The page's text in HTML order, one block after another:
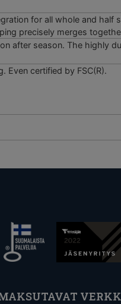
for all whole and
precisely merges
after season. The highly
Even certified by FSC(R).